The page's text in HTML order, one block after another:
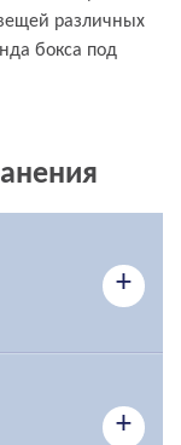
различных
бокса под
+
+